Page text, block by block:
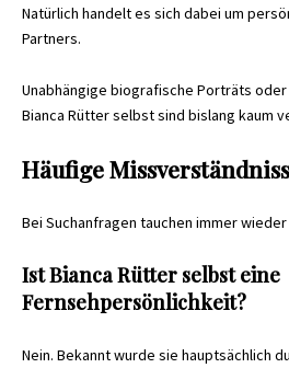
Natürlich handelt es sich dabei um
Partners.
Unabhängige biografische Porträts
Bianca Rütter selbst sind bislang kaum
Häufige
Bei Suchanfragen tauchen immer
Ist Bianca Rütter selbst eine
Fernsehpersönlichkeit?
Nein. Bekannt wurde sie hauptsächlich